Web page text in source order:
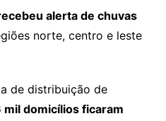
alerta de chuvas
norte, centro e leste
de distribuição de
mil domicílios ficaram